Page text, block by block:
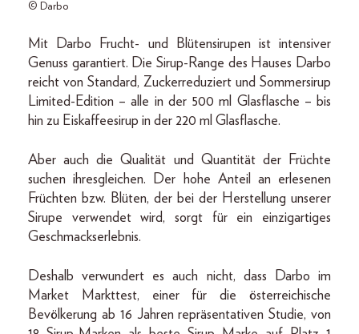
© Darbo
Mit Darbo Frucht- und Blütensirupen ist intensiver
Genuss garantiert. Die Sirup-Range des Hauses Darbo
reicht von Standard, Zuckerreduziert und Sommersirup
Limited-Edition – alle in der 500 ml Glasflasche – bis
hin zu Eiskaffeesirup in der 220 ml Glasflasche.
Aber auch die Qualität und Quantität der Früchte
suchen ihresgleichen. Der hohe Anteil an erlesenen
Früchten bzw. Blüten, der bei der Herstellung unserer
Sirupe verwendet wird, sorgt für ein einzigartiges
Geschmackserlebnis.
Deshalb verwundert es auch nicht, dass Darbo im
Market Markttest, einer für die österreichische
Bevölkerung ab 16 Jahren repräsentativen Studie, von